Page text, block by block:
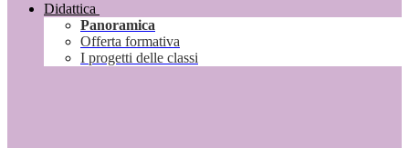
Didattica
Panoramica
Offerta formativa
I progetti delle classi